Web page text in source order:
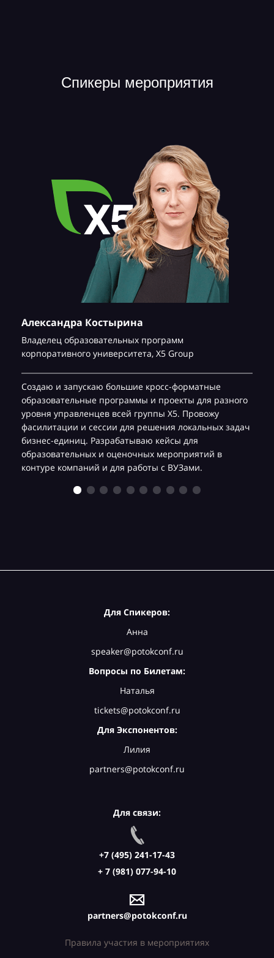
Спикеры мероприятия
Александра Костырина
Владелец образовательных программ
корпоративного университета, Х5 Group
Создаю и запускаю большие кросс-форматные
образовательные программы и проекты для разного
уровня управленцев всей группы Х5. Провожу
фасилитации и сессии для решения локальных задач
бизнес-единиц. Разрабатываю кейсы для
образовательных и оценочных мероприятий в
контуре компаний и для работы с ВУЗами.
Для Спикеров:
Анна
speaker@potokconf.ru
Вопросы по Билетам:
Наталья
tickets@potokconf.ru
Для Экспонентов:
Лилия
partners@potokconf.ru
Для связи:
+7 (495) 241-17-43
+ 7 (981) 077-94-10
partners@potokconf.ru
Правила участия в мероприятиях